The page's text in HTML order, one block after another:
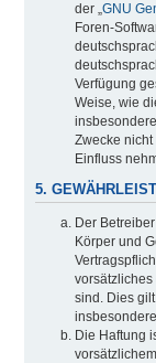
der „GNU
Foren-
Verfügung
Weise, wie
Zwecke
Einfluss
5.
Der
Körper und
sind. Dies
Die Haftung